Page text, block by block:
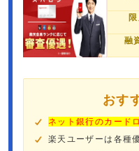
融
おす
ネット銀行のカード
楽天ユーザーは各種